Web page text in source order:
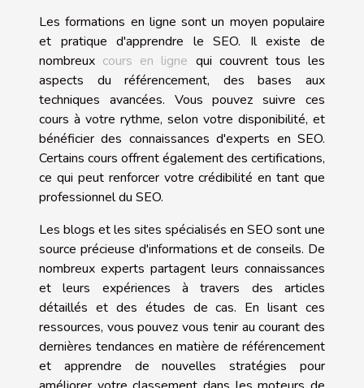
Les formations en ligne sont un moyen populaire
et pratique d'apprendre le SEO. Il existe de
nombreux cours en ligne qui couvrent tous les
aspects du référencement, des bases aux
techniques avancées. Vous pouvez suivre ces
cours à votre rythme, selon votre disponibilité, et
bénéficier des connaissances d'experts en SEO.
Certains cours offrent également des certifications,
ce qui peut renforcer votre crédibilité en tant que
professionnel du SEO.
Les blogs et les sites spécialisés en SEO sont une
source précieuse d'informations et de conseils. De
nombreux experts partagent leurs connaissances
et leurs expériences à travers des articles
détaillés et des études de cas. En lisant ces
ressources, vous pouvez vous tenir au courant des
dernières tendances en matière de référencement
et apprendre de nouvelles stratégies pour